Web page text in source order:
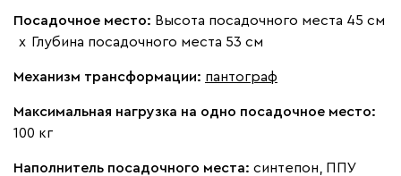
092 100 230 380 684
Ланза
Посадочное место: Высота посадочного места 45 см
х Глубина посадочного места 53 см
Механизм трансформации: пантограф
Максимальная нагрузка на одно посадочное место:
100 кг
Наполнитель посадочного места: синтепон, ППУ